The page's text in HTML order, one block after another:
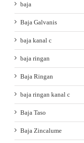
baja
Baja Galvanis
baja kanal c
baja ringan
Baja Ringan
baja ringan kanal c
Baja Taso
Baja Zincalume